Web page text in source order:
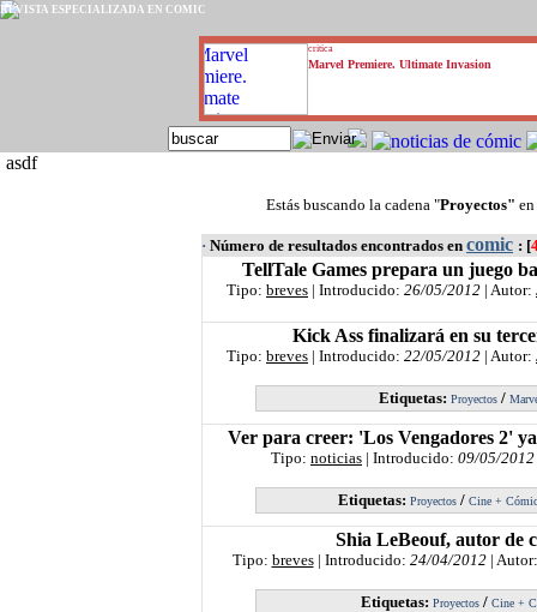
critica
Marvel Premiere. Ultimate Invasion
REVISTA ESPECIALIZADA EN CÓMIC
asdf
Estás buscando la cadena "Proyectos"
· Número de resultados encontrados en comic : [
TellTale Games prepara un juego
Tipo: breves | Introducido: 26/05/2012 | Autor:
Kick Ass finalizará en su
Tipo: breves | Introducido: 22/05/2012 | Autor:
Etiquetas: Proyectos /
Ver para creer: 'Los Vengadores 2'
Tipo: noticias | Introducido: 09/05/2012
Etiquetas: Proyectos / Cine + Cómic
Shia LeBeouf, autor de
Tipo: breves| Introducido: 24/04/2012|
Etiquetas: Proyectos / Cine +